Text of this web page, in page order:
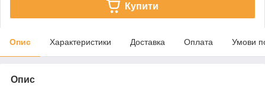
Купити
Опис Характеристики Доставка Оплата Умови
Опис